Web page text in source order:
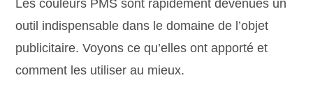
Les couleurs PMS sont rapidement devenues un
outil indispensable dans le domaine de l’objet
publicitaire. Voyons ce qu’elles ont apporté et
comment les utiliser au mieux.